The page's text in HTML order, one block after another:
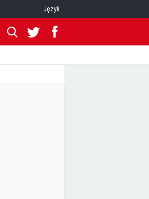
Język